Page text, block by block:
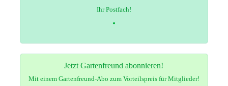
Ihr Postfach!
Jetzt Gartenfreund abonnieren!
Mit einem Gartenfreund-Abo zum Vorteilspreis für Mitglieder!